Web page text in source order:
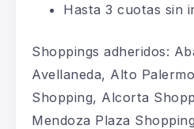
Hasta 3 cuotas sin
Shoppings adheridos:
Avellaneda, Alto
Shopping, Alcorta
Mendoza Plaza